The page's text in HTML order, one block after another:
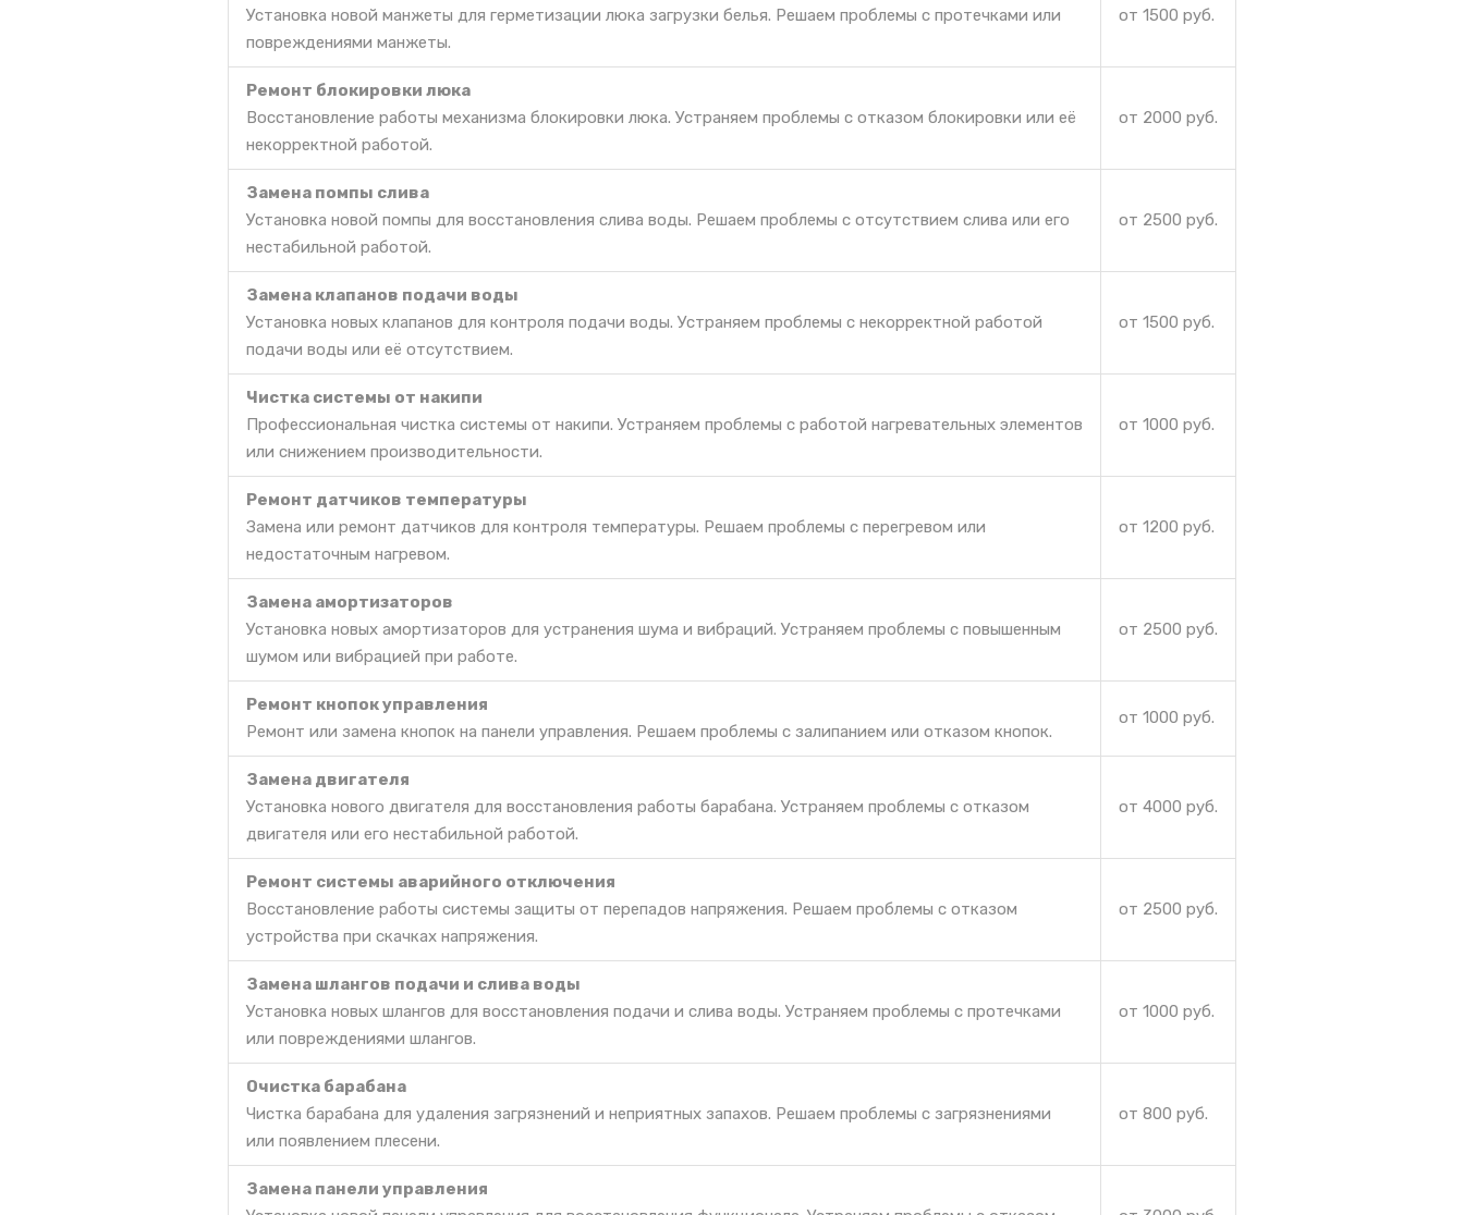
Установка новой манжеты для герметизации люка загрузки белья. Решаем проблемы с протечками или
повреждениями манжеты.
от 1500 руб.
Ремонт блокировки люка
Восстановление работы механизма блокировки люка. Устраняем проблемы с отказом блокировки или её
некорректной работой.
от 2000 руб.
Замена помпы слива
Установка новой помпы для восстановления слива воды. Решаем проблемы с отсутствием слива или его
нестабильной работой.
от 2500 руб.
Замена клапанов подачи воды
Установка новых клапанов для контроля подачи воды. Устраняем проблемы с некорректной работой
подачи воды или её отсутствием.
от 1500 руб.
Чистка системы от накипи
Профессиональная чистка системы от накипи. Устраняем проблемы с работой нагревательных элементов
или снижением производительности.
от 1000 руб.
Ремонт датчиков температуры
Замена или ремонт датчиков для контроля температуры. Решаем проблемы с перегревом или
недостаточным нагревом.
от 1200 руб.
Замена амортизаторов
Установка новых амортизаторов для устранения шума и вибраций. Устраняем проблемы с повышенным
шумом или вибрацией при работе.
от 2500 руб.
Ремонт кнопок управления
Ремонт или замена кнопок на панели управления. Решаем проблемы с залипанием или отказом кнопок.
от 1000 руб.
Замена двигателя
Установка нового двигателя для восстановления работы барабана. Устраняем проблемы с отказом
двигателя или его нестабильной работой.
от 4000 руб.
Ремонт системы аварийного отключения
Восстановление работы системы защиты от перепадов напряжения. Решаем проблемы с отказом
устройства при скачках напряжения.
от 2500 руб.
Замена шлангов подачи и слива воды
Установка новых шлангов для восстановления подачи и слива воды. Устраняем проблемы с протечками
или повреждениями шлангов.
от 1000 руб.
Очистка барабана
Чистка барабана для удаления загрязнений и неприятных запахов. Решаем проблемы с загрязнениями
или появлением плесени.
от 800 руб.
Замена панели управления